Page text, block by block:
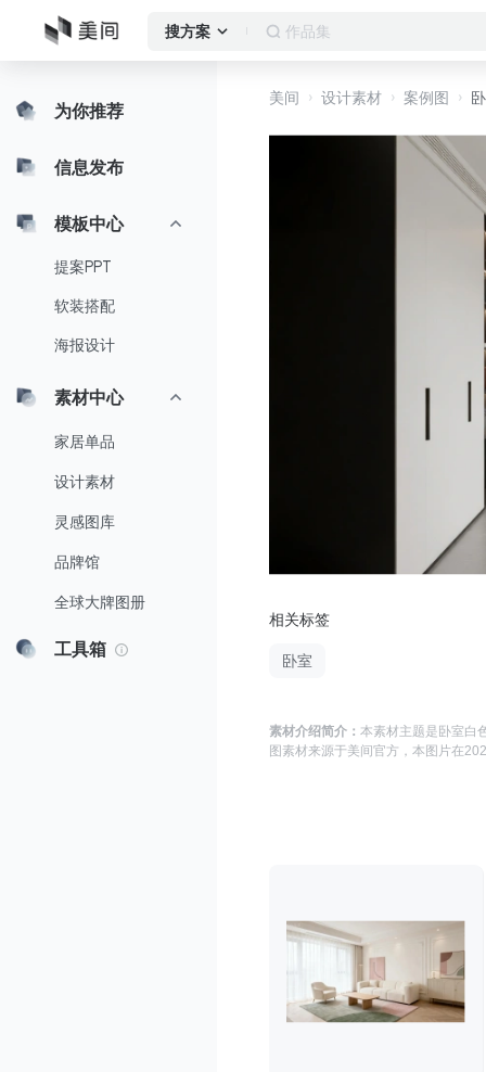
搜方案 作品集
为你推荐
信息发布
模板中心
提案PPT
软装搭配
海报设计
素材中心
家居单品
设计素材
灵感图库
品牌馆
全球大牌图册
工具箱
美间 设计素材 案例图
相关标签
卧室
素材介绍简介：本素材主题是 卧室白
图 素材来源于美间官方 ，本图片在